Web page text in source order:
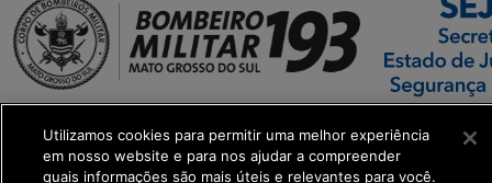
SETDIG | Secretaria-
Executiva de
Transformação Digital
Utilizamos cookies para permitir uma melhor experiência
em nosso website e para nos ajudar a compreender
quais informações são mais úteis e relevantes para você.